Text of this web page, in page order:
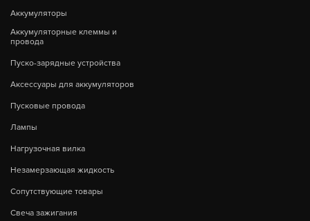
Аккумуляторы
Аккумуляторные клеммы и
провода
Пуско-зарядные устройства
Аксессуары для аккумуляторов
Пусковые провода
Лампы
Нагрузочная вилка
Незамерзающая жидкость
Сопутствующие товары
Свеча зажигания